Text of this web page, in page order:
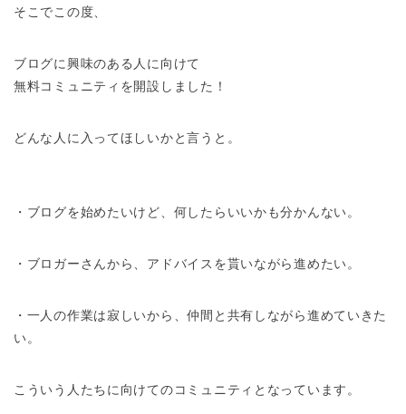
そこでこの度、
ブログに興味のある人に向けて
無料コミュニティを開設しました！
どんな人に入ってほしいかと言うと。
・ブログを始めたいけど、何したらいいかも分かんない。
・ブロガーさんから、アドバイスを貰いながら進めたい。
・一人の作業は寂しいから、仲間と共有しながら進めていきた
い。
こういう人たちに向けてのコミュニティとなっています。